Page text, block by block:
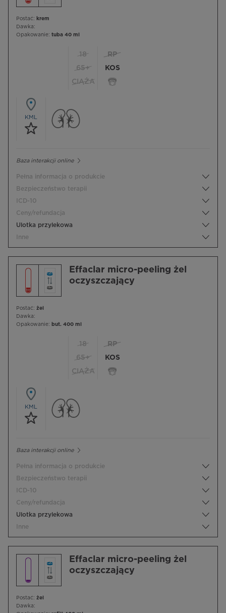
Postać: krem
Dawka:
Opakowanie: tuba 40 ml
18
65+
CIĄŻA
RP
KOS
KML
Baza interakcji online
Pełna informacja o produkcie
Bezpieczeństwo terapii
ICD-10
Ceny/refundacja
Ulotka przylekowa
Inne
Effaclar micro-peeling żel
oczyszczający
Postać: żel
Dawka:
Opakowanie: but. 400 ml
18
65+
CIĄŻA
RP
KOS
KML
Baza interakcji online
Pełna informacja o produkcie
Bezpieczeństwo terapii
ICD-10
Ceny/refundacja
Ulotka przylekowa
Inne
Effaclar micro-peeling żel
oczyszczający
Postać: żel
Dawka: